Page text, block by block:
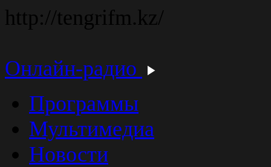
http://tengrifm.kz/
Онлайн-радио
Программы
Мультимедиа
Новости